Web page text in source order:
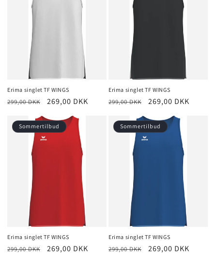
Erima singlet TF WINGS
Normalpris
299,00 DKK Udsalgspris
269,00 DKK
Erima singlet TF WINGS
Normalpris
299,00 DKK Udsalgspris
269,00 DKK
Sommertilbud
Erima singlet TF WINGS
Normalpris
299,00 DKK Udsalgspris
269,00 DKK
Sommertilbud
Erima singlet TF WINGS
Normalpris
299,00 DKK Udsalgspris
269,00 DKK